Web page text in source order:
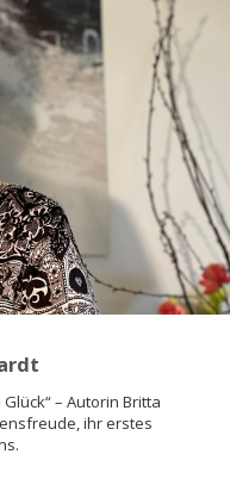
– Autorin Britta
ihr erstes